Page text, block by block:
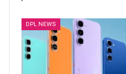
DPL NEWS